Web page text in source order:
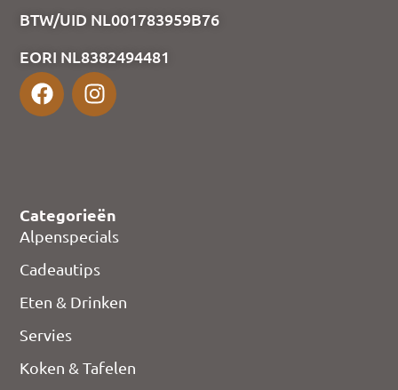
BTW/UID NL001783959B76
EORI NL8382494481
Categorieën
Alpenspecials
Cadeautips
Eten & Drinken
Servies
Koken & Tafelen